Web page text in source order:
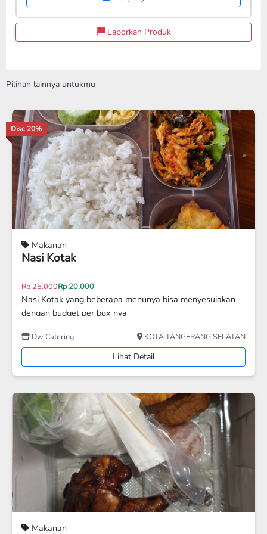
Laporkan Produk
Pilihan lainnya untukmu
Disc 8%
Makanan
NASI LAMAK AYAM
Rp 25.000Rp 23.000
NASI LAMAK AYAM
Ergon Jakarta Timur
Lihat Detail
Disc 7%
Makanan